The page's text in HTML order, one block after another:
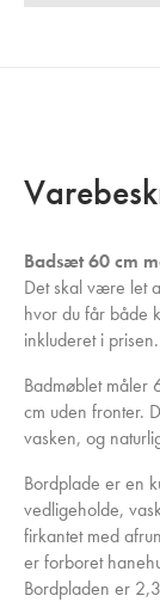
Badsæt 60 cm
Det skal være let
hvor du får både
inkluderet i prisen.
Badmøblet
cm uden fronter.
vasken, og
Bordplade er en
vedligeholde,
firkantet med
er forboret
Bordpladen er